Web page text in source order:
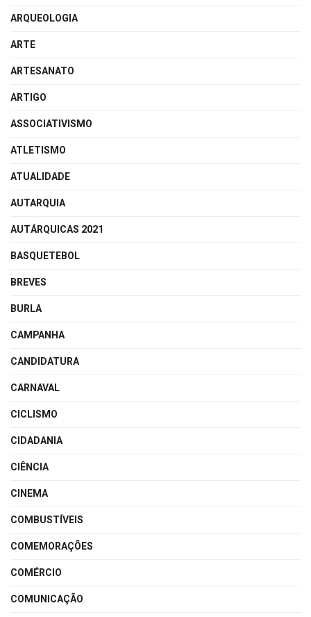
ARQUEOLOGIA
ARTE
ARTESANATO
ARTIGO
ASSOCIATIVISMO
ATLETISMO
ATUALIDADE
AUTARQUIA
AUTÁRQUICAS 2021
BASQUETEBOL
BREVES
BURLA
CAMPANHA
CANDIDATURA
CARNAVAL
CICLISMO
CIDADANIA
CIÊNCIA
CINEMA
COMBUSTÍVEIS
COMEMORAÇÕES
COMÉRCIO
COMUNICAÇÃO